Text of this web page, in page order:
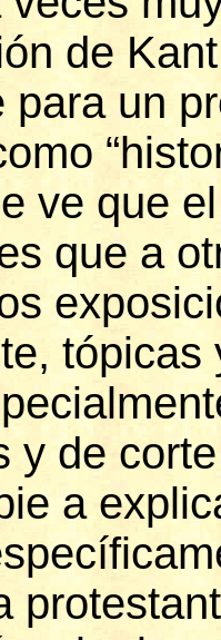
de
para un
ve que
que a
y de
a